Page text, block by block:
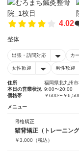
4.02
整体
出張・訪問対応 カ
女性歓迎 男性歓迎
住所
福岡県北九州
本日の営業状況 9:00〜20:00
価格帯
￥600〜￥
メニュー
骨格矯正
猫背矯正（トレーニング
￥3,000 （税込）